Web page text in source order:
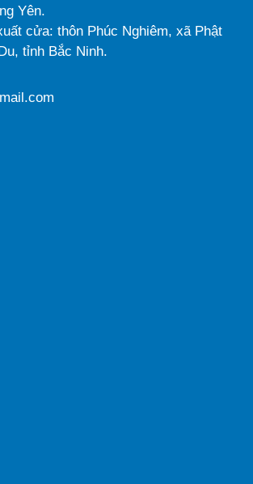
Yên.
cửa: thôn Phúc Nghiêm, xã Phật
tỉnh Bắc Ninh.